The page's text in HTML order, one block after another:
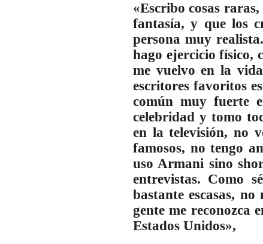
«Escribo cosas
fantasía, y que los
persona muy
hago ejercicio físico,
me vuelvo en la
escritores favoritos
común muy fuerte
celebridad y tomo
en la televisión, no
famosos, no tengo
uso Armani sino
entrevistas. Como
bastante escasas,
gente me reconozca
Estados Unidos»,